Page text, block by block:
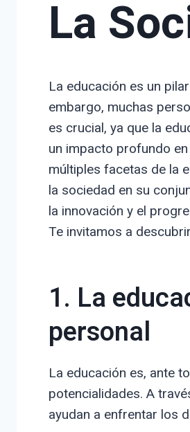
La
La educación es un
embargo, muchas
es crucial, ya que la
un impacto profundo
múltiples facetas de la
la sociedad en su
la innovación y el
Te invitamos a
1. La
personal
La educación es, ante
potencialidades. A
ayudan a enfrentar los